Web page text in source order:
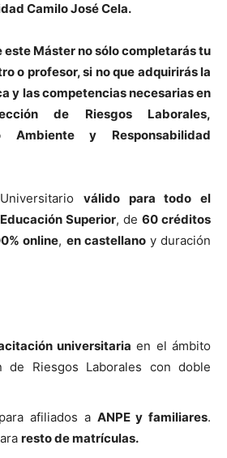
Camilo José Cela.
este Máster no sólo completarás tu
o profesor, si no que adquirirás la
y las competencias necesarias en
de Riesgos Laborales,
Ambiente y Responsabilidad
válido para todo el
Superior, de 60 créditos
online, en castellanoy duración
universitaria en el ámbito
de Riesgos Laborales con doble
afiliados a ANPE y familiares.
resto de matrículas.